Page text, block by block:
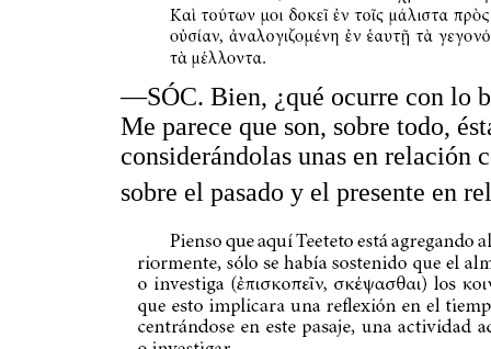
—SÓC. Bien, ¿qué ocurre con lo
Me parece que son, sobre todo,
considerándolas unas en relación
sobre el pasado y el presente en